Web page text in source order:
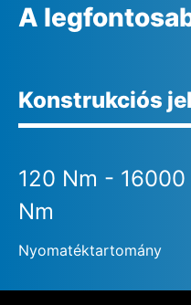
A
Konstrukciós
120 Nm - 16000
Nm
Nyomatéktartomány